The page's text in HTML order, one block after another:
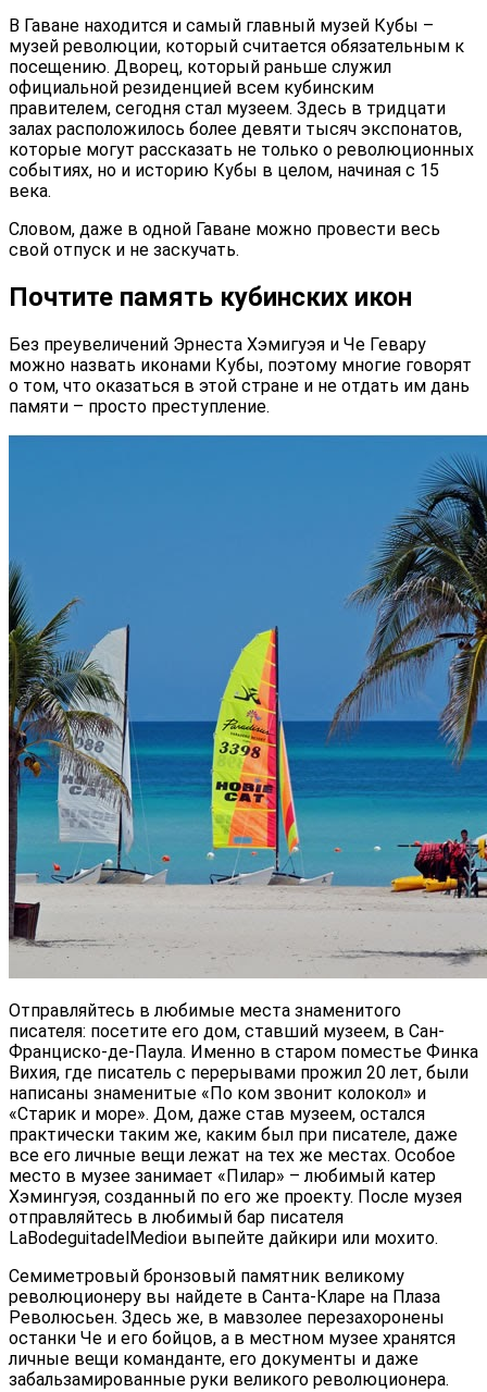
В Гаване находится и самый главный музей Кубы –
музей революции, который считается обязательным к
посещению. Дворец, который раньше служил
официальной резиденцией всем кубинским
правителем, сегодня стал музеем. Здесь в тридцати
залах расположилось более девяти тысяч экспонатов,
которые могут рассказать не только о революционных
событиях, но и историю Кубы в целом, начиная с 15
века.
Словом, даже в одной Гаване можно провести весь
свой отпуск и не заскучать.
Почтите память кубинских икон
Без преувеличений Эрнеста Хэмигуэя и Че Гевару
можно назвать иконами Кубы, поэтому многие говорят
о том, что оказаться в этой стране и не отдать им дань
памяти – просто преступление.
Отправляйтесь в любимые места знаменитого
писателя: посетите его дом, ставший музеем, в Сан-
Франциско-де-Паула. Именно в старом поместье Финка
Вихия, где писатель с перерывами прожил 20 лет, были
написаны знаменитые «По ком звонит колокол» и
«Старик и море». Дом, даже став музеем, остался
практически таким же, каким был при писателе, даже
все его личные вещи лежат на тех же местах. Особое
место в музее занимает «Пилар» – любимый катер
Хэмингуэя, созданный по его же проекту. После музея
отправляйтесь в любимый бар писателя
LaBodeguitadelMedioи выпейте дайкири или мохито.
Семиметровый бронзовый памятник великому
революционеру вы найдете в Санта-Кларе на Плаза
Революсьен. Здесь же, в мавзолее перезахоронены
останки Че и его бойцов, а в местном музее хранятся
личные вещи команданте, его документы и даже
забальзамированные руки великого революционера.